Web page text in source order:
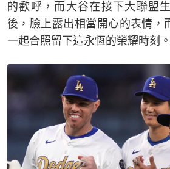
的歡呼，而大谷在接下大聯盟
後，臉上露出相當開心的表情，
一起合照留下這永恆的榮耀時刻。